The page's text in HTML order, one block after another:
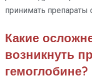
принимать
Какие
возникнуть
гемоглобине?